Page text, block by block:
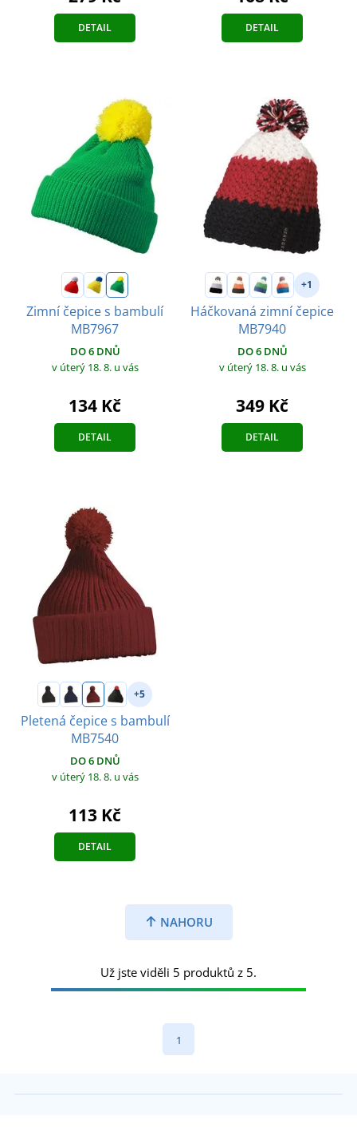
DETAIL DETAIL
Zimní čepice s bambulí
MB7967
DO 6 DNŮ
v úterý 18. 8. u vás
134 Kč
DETAIL
+1
Háčkovaná zimní čepice
MB7940
DO 6 DNŮ
v úterý 18. 8. u vás
349 Kč
DETAIL
+5
Pletená čepice s bambulí
MB7540
DO 6 DNŮ
v úterý 18. 8. u vás
113 Kč
DETAIL
NAHORU
Už jste viděli 5 produktů z 5.
1